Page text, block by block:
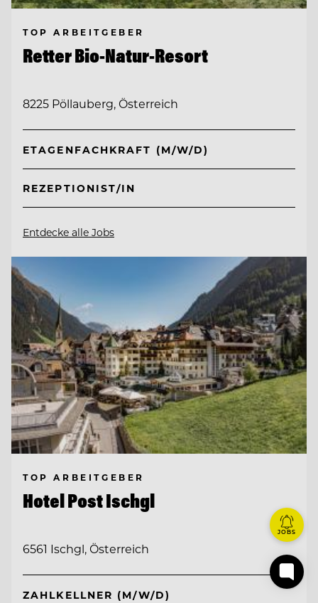
TOP ARBEITGEBER
Retter Bio-Natur-Resort
8225 Pöllauberg, Österreich
ETAGENFACHKRAFT (M/W/D)
REZEPTIONIST/IN
Entdecke alle Jobs
TOP ARBEITGEBER
Hotel Post Ischgl
6561 Ischgl, Österreich
ZAHLKELLNER (M/W/D)
JOBS